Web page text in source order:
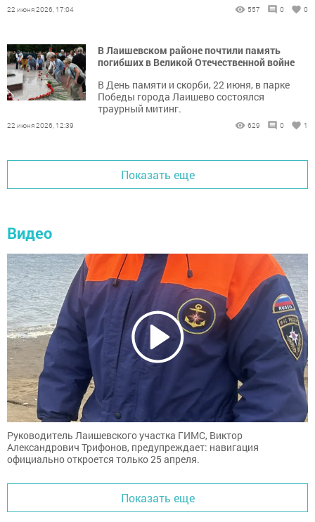
22 июня 2026, 17:04 557 0 0
В Лаишевском районе почтили память
погибших в Великой Отечественной войне
В День памяти и скорби, 22 июня, в парке
Победы города Лаишево состоялся
траурный митинг.
22 июня 2026, 12:39 629 0 1
Показать еще
Видео
Руководитель Лаишевского участка ГИМС, Виктор
Александрович Трифонов, предупреждает: навигация
официально откроется только 25 апреля.
Показать еще